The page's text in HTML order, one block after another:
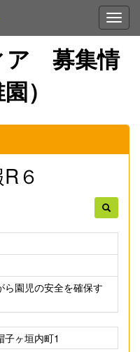
ア 募集情
）
６
ら園児の安全を確保す
子ヶ垣内町1